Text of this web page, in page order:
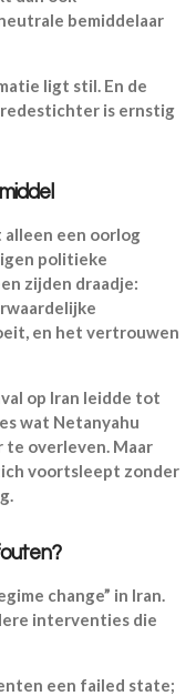
bemiddelaar
ligt stil. En de
is ernstig
een oorlog
politieke
zijden draadje:
en het vertrouwen
op Iran leidde tot
wat Netanyahu
te overleven. Maar
voortsleept zonder
change” in Iran.
interventies die
een failed state;